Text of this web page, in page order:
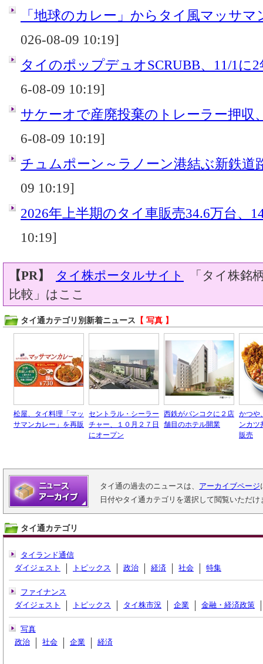
「地球のカレー」からタイ風マッサマ
026-08-09 10:19]
タイのポップデュオSCRUBB、11/1に
6-08-09 10:19]
サケーオで産廃投棄のトレーラー押収
6-08-09 10:19]
チュムポーン～ラノーン港結ぶ新鉄道
09 10:19]
2026年上半期のタイ車販売34.6万台、
10:19]
【PR】 タイ株ポータルサイト
「タイ株銘
比較」はここ
タイ通カテゴリ別新着ニュース 【 写真 】
松屋、タイ料理「マッ
サマンカレー」を再販
セントラル・シーラー
チャー、１０月２７日
にオープン
西鉄がバンコクに２店
舗目のホテル開業
かつや
ンカツ
販売
タイ通の過去のニュースは、 アーカイブページ
日付やタイ通カテゴリを選択して閲覧いただけ
タイ通カテゴリ
タイランド通信
ダイジェスト
トピックス 政治 経済 社会 特集
ファイナンス
ダイジェスト
トピックス タイ株市況 企業 金融・経済政策
写真
政治
社会 企業 経済